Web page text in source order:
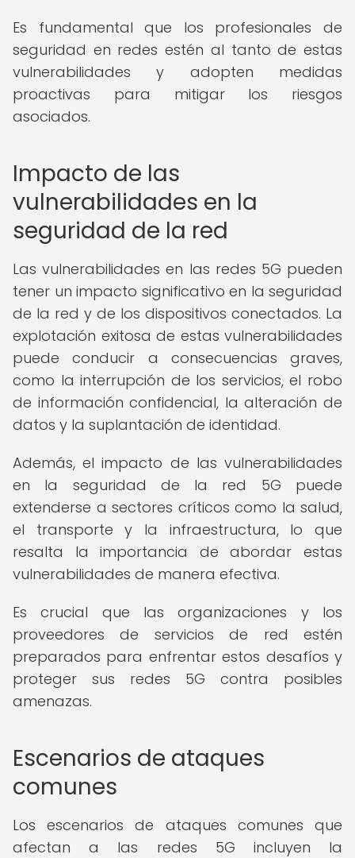
Es fundamental que los profesionales de
seguridad en redes estén al tanto de estas
vulnerabilidades y adopten medidas
proactivas para mitigar los riesgos
asociados.
Impacto de las
vulnerabilidades en la
seguridad de la red
Las vulnerabilidades en las redes 5G pueden
tener un impacto significativo en la seguridad
de la red y de los dispositivos conectados. La
explotación exitosa de estas vulnerabilidades
puede conducir a consecuencias graves,
como la interrupción de los servicios, el robo
de información confidencial, la alteración de
datos y la suplantación de identidad.
Además, el impacto de las vulnerabilidades
en la seguridad de la red 5G puede
extenderse a sectores críticos como la salud,
el transporte y la infraestructura, lo que
resalta la importancia de abordar estas
vulnerabilidades de manera efectiva.
Es crucial que las organizaciones y los
proveedores de servicios de red estén
preparados para enfrentar estos desafíos y
proteger sus redes 5G contra posibles
amenazas.
Escenarios de ataques
comunes
Los escenarios de ataques comunes que
afectan a las redes 5G incluyen la